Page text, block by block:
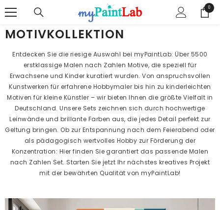
00
Artikel
MOTIVKOLLEKTION
Entdecken Sie die riesige Auswahl bei myPaintLab: Über 5500
erstklassige Malen nach Zahlen Motive, die speziell für
Erwachsene und Kinder kuratiert wurden. Von anspruchsvollen
Kunstwerken für erfahrene Hobbymaler bis hin zu kinderleichten
Motiven für kleine Künstler – wir bieten Ihnen die größte Vielfalt in
Deutschland. Unsere Sets zeichnen sich durch hochwertige
Leinwände und brillante Farben aus, die jedes Detail perfekt zur
Geltung bringen. Ob zur Entspannung nach dem Feierabend oder
als pädagogisch wertvolles Hobby zur Förderung der
Konzentration: Hier finden Sie garantiert das passende Malen
nach Zahlen Set. Starten Sie jetzt Ihr nächstes kreatives Projekt
mit der bewährten Qualität von myPaintLab!